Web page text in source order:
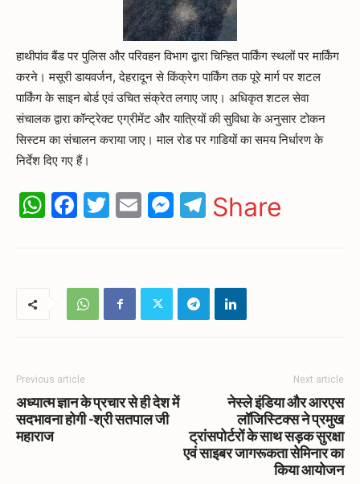
हाथीपांव बैंड पर पुलिस और परिवहन विभाग द्वारा चिन्हित पार्किंग स्थलों पर मार्किंग
करने। मसूरी डायवर्जन, देहरादून से किंक्रेग पार्किंग तक पूरे मार्ग पर शटल
पार्किंग के साइन बोर्ड एवं उचित संक्रेत लगाए जाए। अधिकृत शटल सेवा
संचालक द्वारा कॉन्ट्रेक्ट एग्रीमेंट और यात्रियों की सुविधा के अनुसार टोकन
सिस्टम का संचालन कराया जाए। माल रोड पर गाडियों का समय निर्धारण के
निर्देश दिए गए हैं।
WhatsApp
Facebook
Twitter
EmailMessenger
Telegram
Share
Previous article
अध्यात्म ज्ञान के प्रचार से ही देश में
सदभावना होगी -श्री सतपाल जी
महाराज
Next article
नेस्ले इंडिया और आरएस
लॉजिस्टिक्स ने प्रमुख
ट्रांसपोर्टरों के साथ सड़क सुरक्षा
एवं साइबर जागरूकता सेमिनार का
किया आयोजन